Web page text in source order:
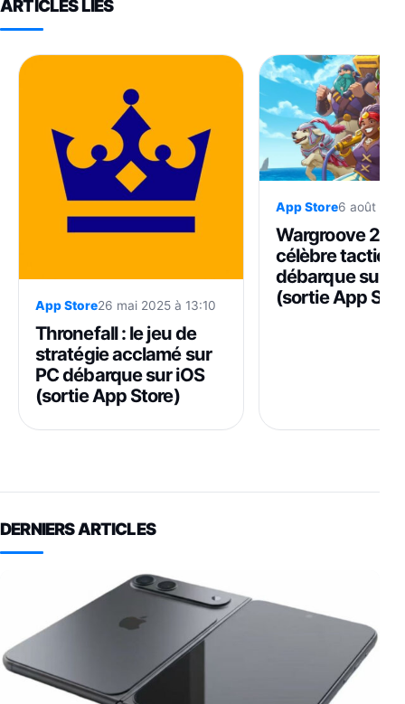
ARTICLES LIÉS
App Store26 mai 2025 à 13:10
Thronefall : le jeu de
stratégie acclamé sur
PC débarque sur iOS
(sortie App Store)
App Store6 août
Wargroove 2 : le
célèbre tactical
débarque sur
(sortie App
DERNIERS ARTICLES